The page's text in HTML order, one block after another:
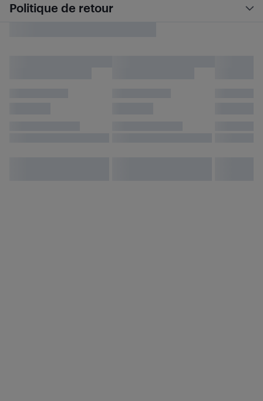
Politique de retour